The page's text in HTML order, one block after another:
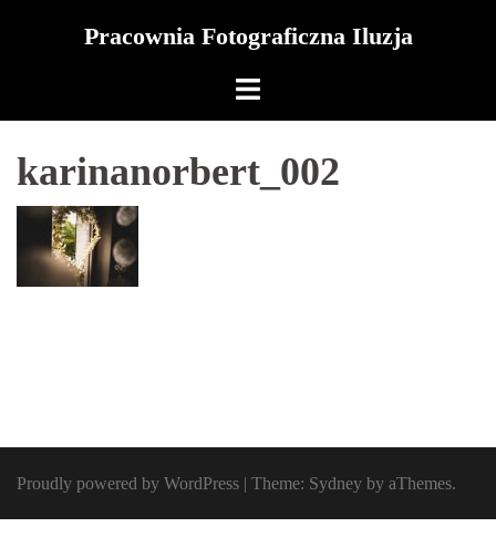
Pracownia Fotograficzna Iluzja
karinanorbert_002
Proudly powered by WordPress | Theme: Sydney by aThemes.